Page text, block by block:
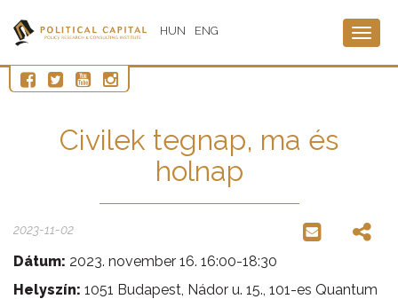
HUN ENG
Civilek tegnap, ma és
holnap
2023-11-02
Dátum: 2023. november 16. 16:00-18:30
Helyszín: 1051 Budapest, Nádor u. 15., 101-es Quantum